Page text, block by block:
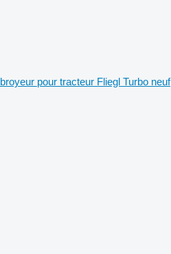
broyeur pour tracteur Fliegl Turbo neuf